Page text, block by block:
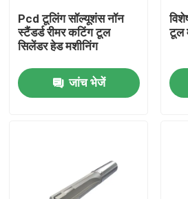
हमारे बारे में
Pcd टूलिंग सॉल्यूशंस नॉन
स्टैंडर्ड रीमर कटिंग टूल
सिलेंडर हेड मशीनिंग
जांच भेजें
टूल